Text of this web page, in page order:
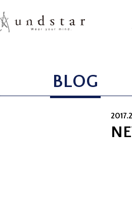
BLOG